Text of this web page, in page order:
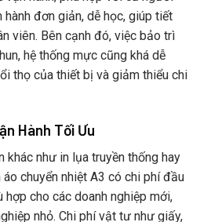
đơn giản, dễ học, giúp tiết
viên. Bên cạnh đó, việc bảo trì
hệ thống mực cũng khá dễ
thọ của thiết bị và giảm thiểu chi
Hành Tối Ưu
khác như in lụa truyền thống hay
chuyển nhiệt A3 có chi phí đầu
cho các doanh nghiệp mới,
nhỏ. Chi phí vật tư như giấy,